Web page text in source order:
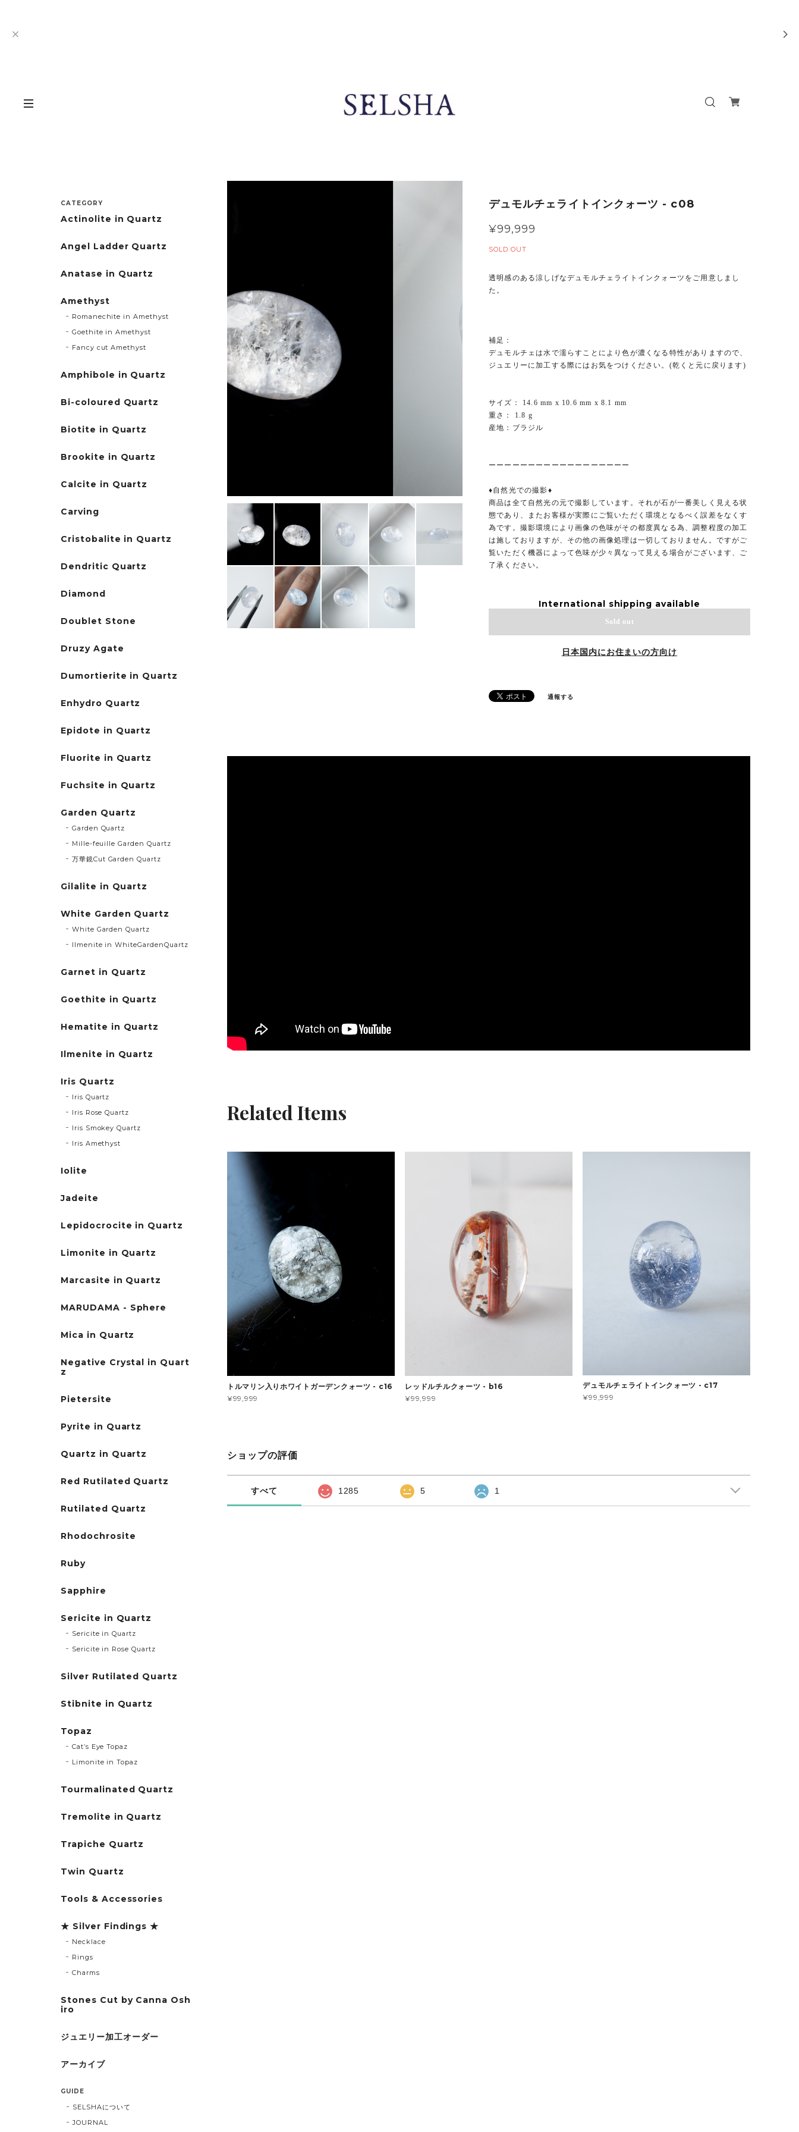
デュモルチェライトインクォーツ - c08
¥99,999
SOLD OUT
透明感のある涼しげなデュモルチェライトインクォーツをご用意しまし
た。
補足：
デュモルチェは水で濡らすことにより色が濃くなる特性がありますので、
ジュエリーに加工する際にはお気をつけください。(乾くと元に戻ります)
サイズ： 14.6 mm x 10.6 mm x 8.1 mm
重さ： 1.8 g
産地：ブラジル
ーーーーーーーーーーーーーーーーーー
♦︎自然光での撮影♦︎
商品は全て自然光の元で撮影しています。それが石が一番美しく見える状
態であり、またお客様が実際にご覧いただく環境となるべく誤差をなくす
為です。撮影環境により画像の色味がその都度異なる為、調整程度の加工
は施しておりますが、その他の画像処理は一切しておりません。ですがご
覧いただく機器によって色味が少々異なって見える場合がございます、ご
了承ください。
International shipping available
Sold out
日本国内にお住まいの方向け
通報する
Related Items
トルマリン入りホワイトガーデンクォーツ - c16
¥99,999
レッドルチルクォーツ - b16
¥99,999
デュモルチェライトインクォーツ - c17
¥99,999
ショップの評価
すべて 1285 5 1
CATEGORY
Actinolite in Quartz
Angel Ladder Quartz
Anatase in Quartz
Amethyst
Romanechite in Amethyst
Goethite in Amethyst
Fancy cut Amethyst
Amphibole in Quartz
Bi-coloured Quartz
Biotite in Quartz
Brookite in Quartz
Calcite in Quartz
Carving
Cristobalite in Quartz
Dendritic Quartz
Diamond
Doublet Stone
Druzy Agate
Dumortierite in Quartz
Enhydro Quartz
Epidote in Quartz
Fluorite in Quartz
Fuchsite in Quartz
Garden Quartz
Garden Quartz
Mille-feuille Garden Quartz
万華鏡Cut Garden Quartz
Gilalite in Quartz
White Garden Quartz
White Garden Quartz
Ilmenite in WhiteGardenQuartz
Garnet in Quartz
Goethite in Quartz
Hematite in Quartz
Ilmenite in Quartz
Iris Quartz
Iris Quartz
Iris Rose Quartz
Iris Smokey Quartz
Iris Amethyst
Iolite
Jadeite
Lepidocrocite in Quartz
Limonite in Quartz
Marcasite in Quartz
MARUDAMA - Sphere
Mica in Quartz
Negative Crystal in Quart
z
Pietersite
Pyrite in Quartz
Quartz in Quartz
Red Rutilated Quartz
Rutilated Quartz
Rhodochrosite
Ruby
Sapphire
Sericite in Quartz
Sericite in Quartz
Sericite in Rose Quartz
Silver Rutilated Quartz
Stibnite in Quartz
Topaz
Cat’s Eye Topaz
Limonite in Topaz
Tourmalinated Quartz
Tremolite in Quartz
Trapiche Quartz
Twin Quartz
Tools & Accessories
★ Silver Findings ★
Necklace
Rings
Charms
Stones Cut by Canna Osh
iro
ジュエリー加工オーダー
アーカイブ
GUIDE
SELSHAについて
JOURNAL